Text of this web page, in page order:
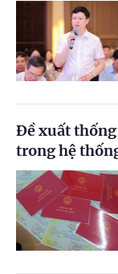
Đề xuất
trong hệ